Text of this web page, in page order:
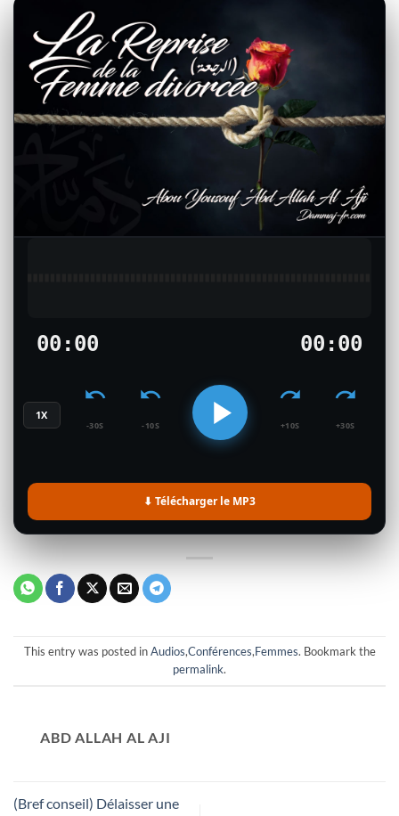
00:00 00:00
1X
-30S -10S +10S +30S
⬇ Télécharger le MP3
This entry was posted inAudios,Conférences,Femmes. Bookmark the
permalink.
ABD ALLAH AL AJI
(Bref conseil) Délaisser une